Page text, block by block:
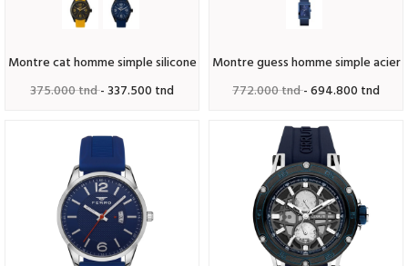
montre cat homme simple silicone
375.000 tnd- 337.500 tnd
montre guess homme simple acier
772.000 tnd- 694.800 tnd